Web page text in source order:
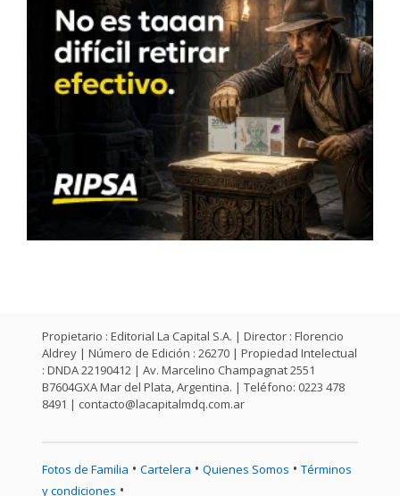
Propietario : Editorial La Capital S.A. | Director : Florencio
Aldrey | Número de Edición : 26270 | Propiedad Intelectual
: DNDA 22190412 | Av. Marcelino Champagnat 2551
B7604GXA Mar del Plata, Argentina. | Teléfono: 0223 478
8491 | contacto@lacapitalmdq.com.ar
Fotos de Familia • Cartelera • Quienes Somos • Términos
y condiciones •